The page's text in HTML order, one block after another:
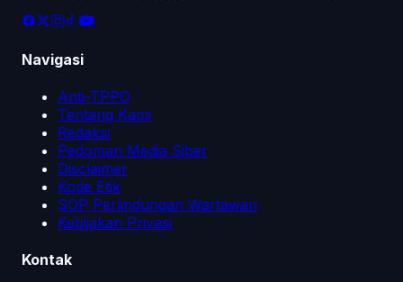
Navigasi
Anti-TPPO
Tentang Kami
Redaksi
Pedoman Media Siber
Disclaimer
Kode Etik
SOP Perlindungan Wartawan
Kebijakan Privasi
Kontak